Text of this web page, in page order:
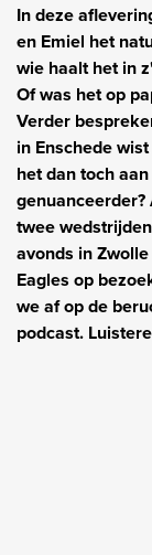
In deze
en Emiel het
wie haalt het in
Of was het op
Verder
in Enschede
het dan toch
twee
avonds in
Eagles op
we af op de
podcast.